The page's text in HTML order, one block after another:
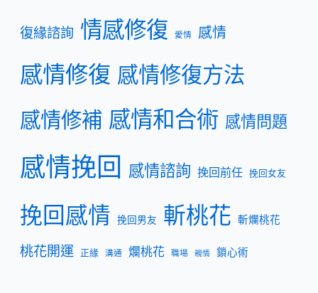
復緣諮詢 情感修復 愛情 感情
感情修復 感情修復方法
感情修補 感情和合術 感情問題
感情挽回 感情諮詢 挽回前任 挽回女友
挽回感情 挽回男友 斬桃花 斬爛桃花
桃花開運 正緣 溝通 爛桃花 職場 親情 鎖心術